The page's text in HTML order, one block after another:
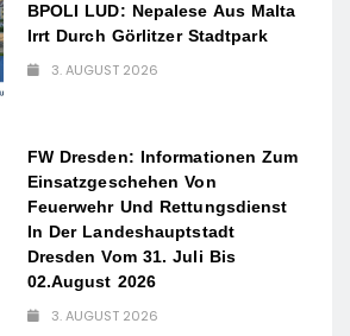
BPOLI LUD: Nepalese Aus Malta
Irrt Durch Görlitzer Stadtpark
3. AUGUST 2026
FW Dresden: Informationen Zum
Einsatzgeschehen Von
Feuerwehr Und Rettungsdienst
In Der Landeshauptstadt
Dresden Vom 31. Juli Bis
02.August 2026
3. AUGUST 2026